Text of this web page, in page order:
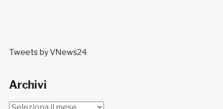
Tweets by VNews24
Archivi
Archivi